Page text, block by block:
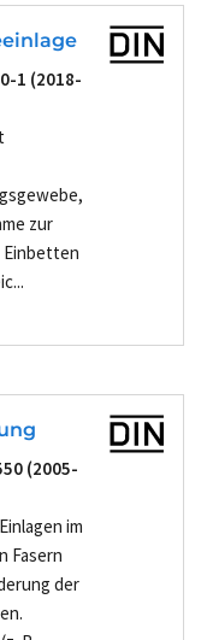
1 (2018-
zur
Einbetten
(2005-
im
Fasern
der